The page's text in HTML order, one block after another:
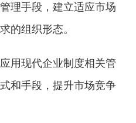
理手段，建立适应市场
的组织形态。
现代企业制度相关管
和手段，提升市场竞争